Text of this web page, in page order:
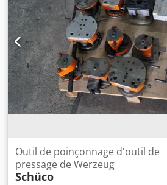
Outil de poinçonnage d'outil de
pressage de Werzeug
Schüco